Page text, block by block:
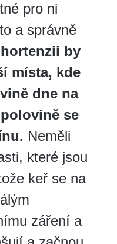
pro ni
a správně
by
místa, kde
dne na
se
Neměli
které jsou
keř se na
záření a